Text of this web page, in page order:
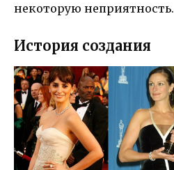
некоторую неприятность.
История создания